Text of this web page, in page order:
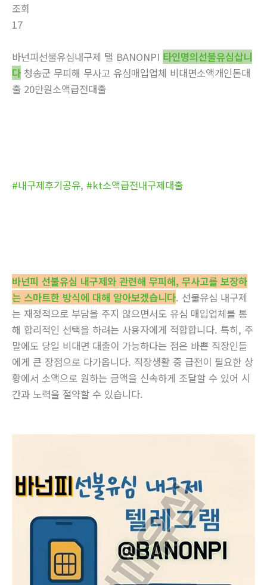
조회
17
바넌피선불유심내구제 탤 BANONPI 타인명의선불유심삽니
다 청송군 무피해 무사고 유심매입업체 비대면소액개인돈대
출 20만원소액급전대출
#내구제후기공유, #kt소액급전내구제대출
바넌피 선불유심 내구제와 관련해 무피해, 무사고를 보장하
는 스마트한 방식에 대해 알아보겠습니다. 선불유심 내구제
는 재정적으로 부담을 주지 않으면서도 유심 매입업체를 통
해 합리적인 선택을 하려는 사용자에게 적합합니다. 특히, 주
말에도 당일 비대면 대출이 가능하다는 점은 바쁜 직장인들
에게 큰 장점으로 다가옵니다. 직장생활 중 급전이 필요한 상
황에서 소액으로 원하는 금액을 신속하게 조달할 수 있어 시
간과 노력을 절약할 수 있습니다.